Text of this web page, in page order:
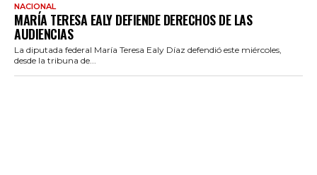
NACIONAL
MARÍA TERESA EALY DEFIENDE DERECHOS DE LAS
AUDIENCIAS
La diputada federal María Teresa Ealy Díaz defendió este miércoles,
desde la tribuna de...